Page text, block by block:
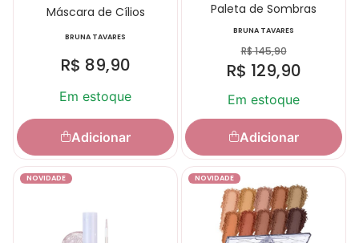
Máscara de Cílios
BRUNA TAVARES
R$ 89,90
Em estoque
Adicionar
Paleta de Sombras
BRUNA TAVARES
R$145,90
R$ 129,90
Em estoque
Adicionar
NOVIDADE NOVIDADE